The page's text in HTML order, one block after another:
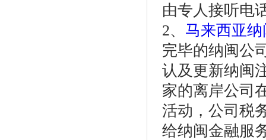
由专人接听电
2、 马来西亚
完毕的纳闽公
认及更新纳闽
家的离岸公司
活动，公司税
给纳闽金融服